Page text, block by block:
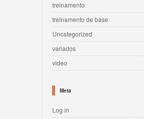
treinamento
treinamento de base
Uncategorized
variados
video
Meta
Log in